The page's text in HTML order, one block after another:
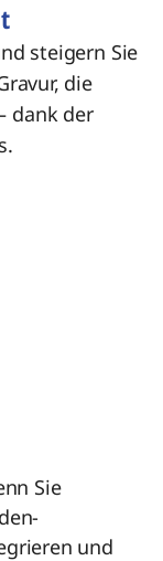
steigern Sie
die
dank der
Sie
und